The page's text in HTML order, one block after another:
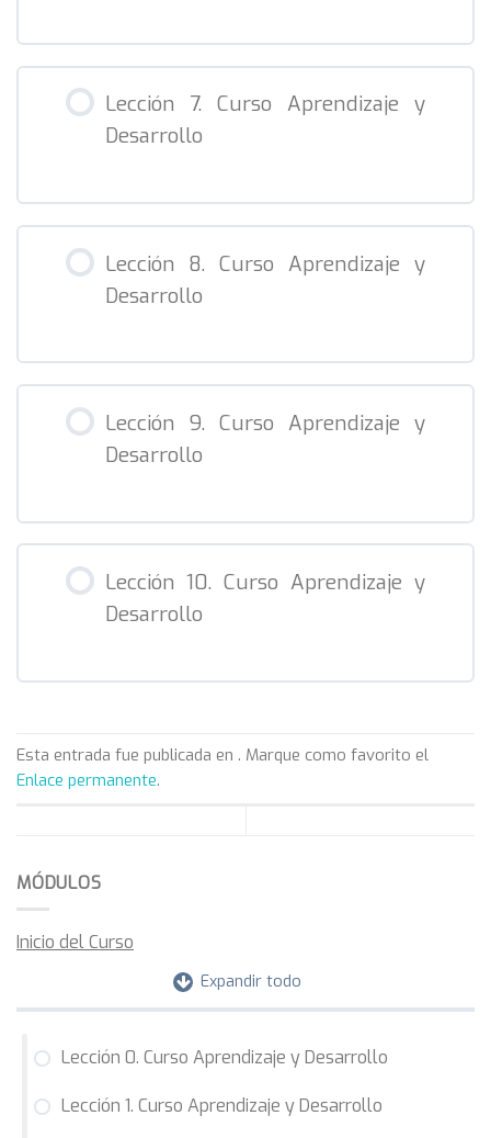
Tema 5. TDAH 2 (Curso AyD)
Tema 5. Dislexia 2 (Curso AyD)
Tema 5. Dislexia 3 (Curso AyD)
Tema 5. ACI 1 (Curso AyD)
Tema 5. ACI 2 (Curso AyD)
Tema 5. ACI 3 (Curso AyD)
Lección 7. Curso Aprendizaje y
Desarrollo
Lección 8. Curso Aprendizaje y
Desarrollo
Lección 9. Curso Aprendizaje y
Desarrollo
Lección 10. Curso Aprendizaje y
Desarrollo
Esta entrada fue publicada en . Marque como favorito el
Enlace permanente.
MÓDULOS
Inicio del Curso
Expandir todo
Lección 0. Curso Aprendizaje y Desarrollo
Lección 1. Curso Aprendizaje y Desarrollo